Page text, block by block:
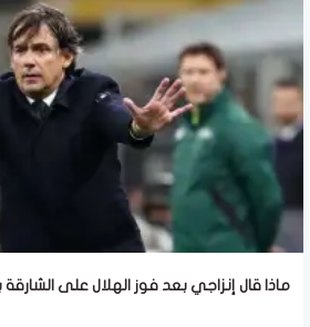
ماذا قال إنزاجي بعد فوز الهلال على الشارقة